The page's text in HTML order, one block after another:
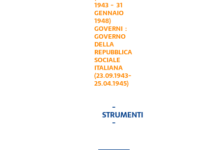
1943 - 31
GENNAIO
1948)
GOVERNI :
GOVERNO
DELLA
REPUBBLICA
SOCIALE
ITALIANA
(23.09.1943-
25.04.1945)
-
STRUMENTI
-